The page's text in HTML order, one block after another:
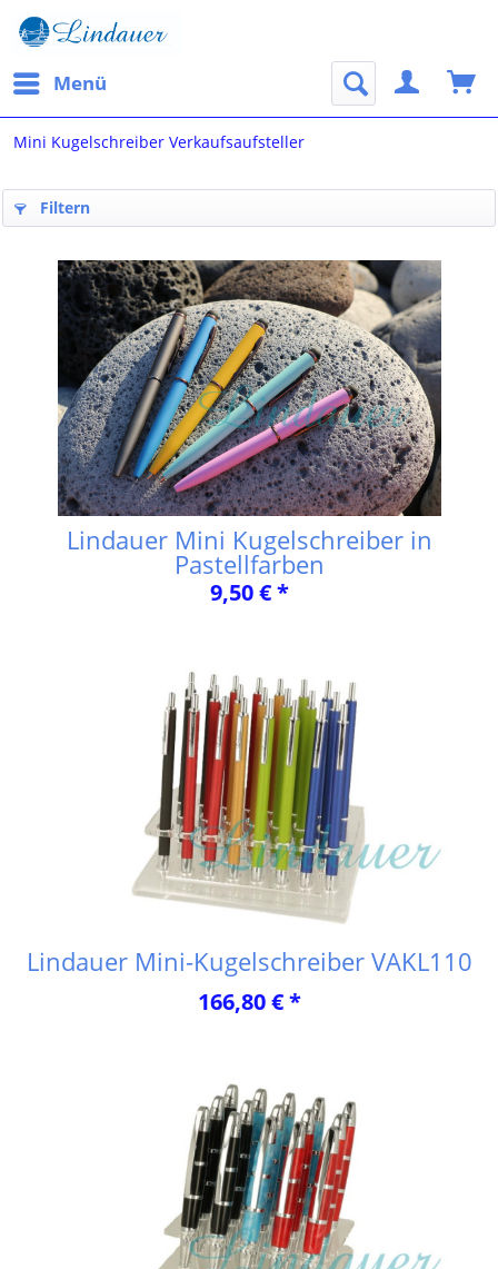
Menü
Mini Kugelschreiber Verkaufsaufsteller
Filtern
Lindauer Mini Kugelschreiber in
Pastellfarben
9,50 € *
Lindauer Mini-Kugelschreiber VAKL110
166,80 € *